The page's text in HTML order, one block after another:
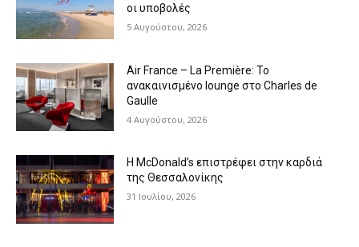
οι υποβολές
5 Αυγούστου, 2026
Air France – La Première: Το
ανακαινισμένο lounge στο Charles de
Gaulle
4 Αυγούστου, 2026
Η McDonald’s επιστρέφει στην καρδιά
της Θεσσαλονίκης
31 Ιουλίου, 2026